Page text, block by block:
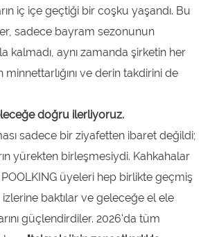
iç içe geçtiği bir coşku yaşandı. Bu
sadece bayram sezonunun
kalmadı, aynı zamanda şirketin her
minnettarlığını ve derin takdirini de
doğru ilerliyoruz.
sadece bir ziyafetten ibaret değildi;
yürekten birleşmesiydi. Kahkahalar
üyeleri hep birlikte geçmiş
izlerine baktılar ve geleceğe el ele
güçlendirdiler. 2026'da tüm